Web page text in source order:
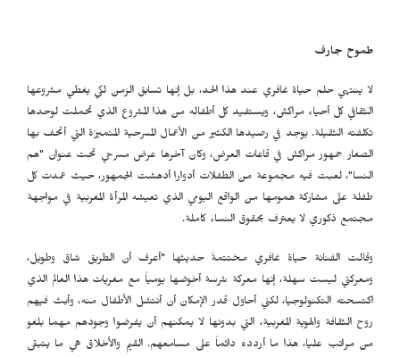
طموح جارف
لا ينتهي حلم حياة غافري عند هذا الحد، بل إنها تسابق الزمن لكي يغطي مشروعها
الثقافي كل أحياء مراكش، ويستفيد كل أطفاله من هذا المشروع الذي تحملت لوحدها
تكلفته الثقيلة. يوجد في رصيدها الكثير من الأعمال المسرحية المتميزة التي أتحف بها
الصغار جمهور مراكش في قاعات العرض، وكان آخرها عرض مسرحي تحت عنوان "هم
النسا"، لعبت فيه مجموعة من الطفلات أدوارا أدهشت الجمهور، حيث عمدت كل
طفلة على مشاركة همومها من الواقع اليومي الذي تعيشه المرأة المغربية في مواجهة
مجتمع ذكوري لا يعترف بحقوق النساء كاملة.
وقالت الفنانة حياة غافري مختتمةً حديثها "أعرف أن الطريق شاق وطويل،
ومعركتي ليست سهلة، إنها معركة شرسة أخوضها يومياً مع مغريات هذا العالم الذي
اكتسحته التكنولوجيا، لكني أحاول قدر الإمكان أن أنتشل الأطفال منه، وأبث فيهم
روح الثقافة والهوية المغربية، التي بدونها لا يمكنهم أن يفرضوا وجودهم مهما بلغو
من مراتب عليا، هذا ما أردده دائماً على مسامعهم. القيم والأخلاق هي ما يتبقى